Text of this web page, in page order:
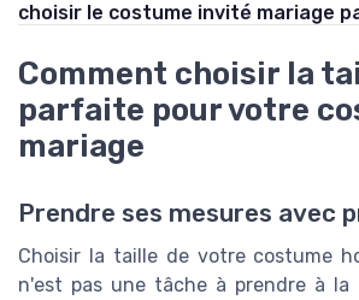
choisir le costume invité mariage
Comment choisir la
parfaite pour votre
mariage
Prendre ses mesures avec
Choisir la taille de votre costume
n'est pas une tâche à prendre à la